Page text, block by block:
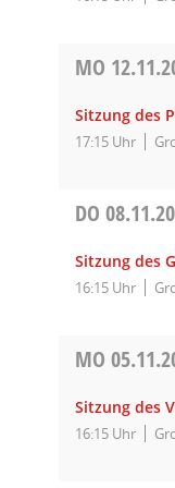
MO
Sitzung des
17:15 Uhr
DO
Sitzung des
16:15 Uhr
MO
Sitzung des
16:15 Uhr